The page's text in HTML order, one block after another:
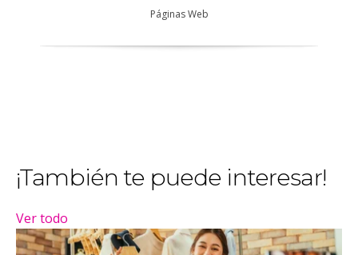
Páginas Web
¡También te puede interesar!
Ver todo